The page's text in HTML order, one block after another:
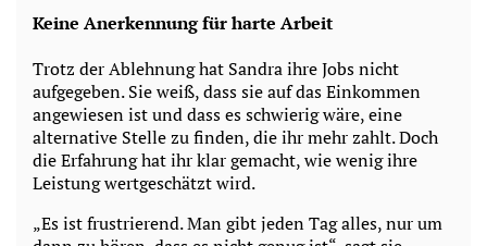
Keine Anerkennung für harte Arbeit
Trotz der Ablehnung hat Sandra ihre Jobs nicht
aufgegeben. Sie weiß, dass sie auf das Einkommen
angewiesen ist und dass es schwierig wäre, eine
alternative Stelle zu finden, die ihr mehr zahlt. Doch
die Erfahrung hat ihr klar gemacht, wie wenig ihre
Leistung wertgeschätzt wird.
„Es ist frustrierend. Man gibt jeden Tag alles, nur um